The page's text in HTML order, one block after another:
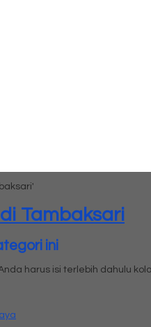
Tambaksari
ini
harus isi terlebih dahulu